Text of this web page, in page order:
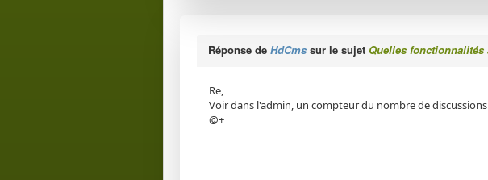
Réponse de HdCms sur le sujet Quelles
Re,
Voir dans l'admin, un compteur du nombre de
@+